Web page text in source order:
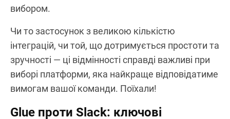
вибором.
Чи то застосунок з великою кількістю
інтеграцій, чи той, що дотримується простоти та
зручності — ці відмінності справді важливі при
виборі платформи, яка найкраще відповідатиме
вимогам вашої команди. Поїхали!
Glue проти Slack: ключові